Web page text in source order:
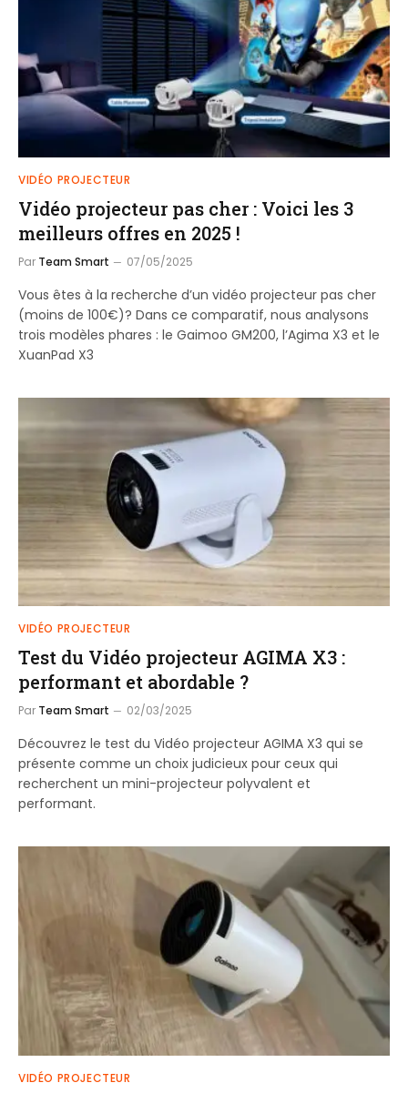
VIDÉO PROJECTEUR
Vidéo projecteur pas cher : Voici les 3
meilleurs offres en 2025 !
Par Team Smart 07/05/2025
Vous êtes à la recherche d’un vidéo projecteur pas cher
(moins de 100€)? Dans ce comparatif, nous analysons
trois modèles phares : le Gaimoo GM200, l’Agima X3 et le
XuanPad X3
VIDÉO PROJECTEUR
Test du Vidéo projecteur AGIMA X3 :
performant et abordable ?
Par Team Smart 02/03/2025
Découvrez le test du Vidéo projecteur AGIMA X3 qui se
présente comme un choix judicieux pour ceux qui
recherchent un mini-projecteur polyvalent et
performant.
VIDÉO PROJECTEUR